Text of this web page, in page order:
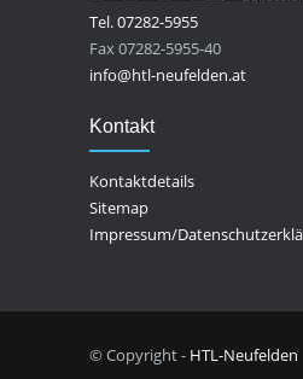
Tel. 07282-5955
Fax 07282-5955-40
info@htl-neufelden.at
Kontakt
Kontaktdetails
Sitemap
Impressum/
© Copyright - HTL-Neufelden